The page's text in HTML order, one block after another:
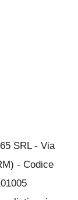
SRL - Via
- Codice